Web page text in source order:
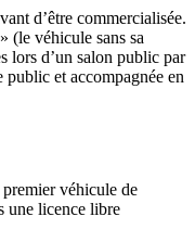
d’être commercialisée.
(le véhicule sans sa
lors d’un salon public par
public et accompagnée en
véhicule de
une licence libre